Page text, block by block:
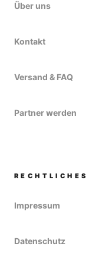
Über uns
Kontakt
Versand & FAQ
Partner werden
RECHTLICHES
Impressum
Datenschutz